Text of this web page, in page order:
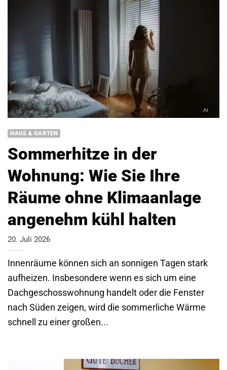
HAUS & GARTEN
Sommerhitze in der
Wohnung: Wie Sie Ihre
Räume ohne Klimaanlage
angenehm kühl halten
20. Juli 2026
Innenräume können sich an sonnigen Tagen stark
aufheizen. Insbesondere wenn es sich um eine
Dachgeschosswohnung handelt oder die Fenster
nach Süden zeigen, wird die sommerliche Wärme
schnell zu einer großen...